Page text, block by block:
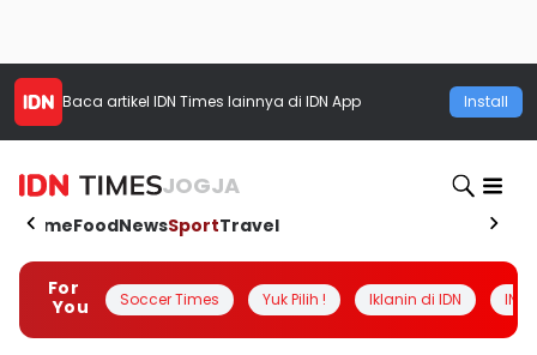
Baca artikel IDN Times lainnya di IDN App Install
JOGJA
HomeFoodNewsSportTravel
For
You
Soccer Times Yuk Pilih ! Iklanin di IDN